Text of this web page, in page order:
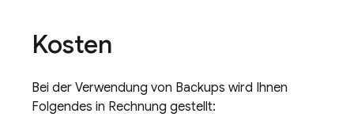
Kosten
Bei der Verwendung von Backups wird Ihnen
Folgendes in Rechnung gestellt: